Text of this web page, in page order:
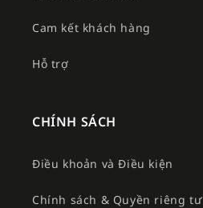
Cam kết khách hàng
Hỗ trợ
CHÍNH SÁCH
Điều khoản và Điều kiện
Chính sách & Quyền riêng tư